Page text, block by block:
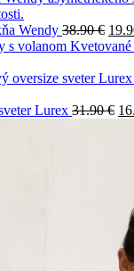
Wendy 38.90€
Kvetované
Lurex 31.90€